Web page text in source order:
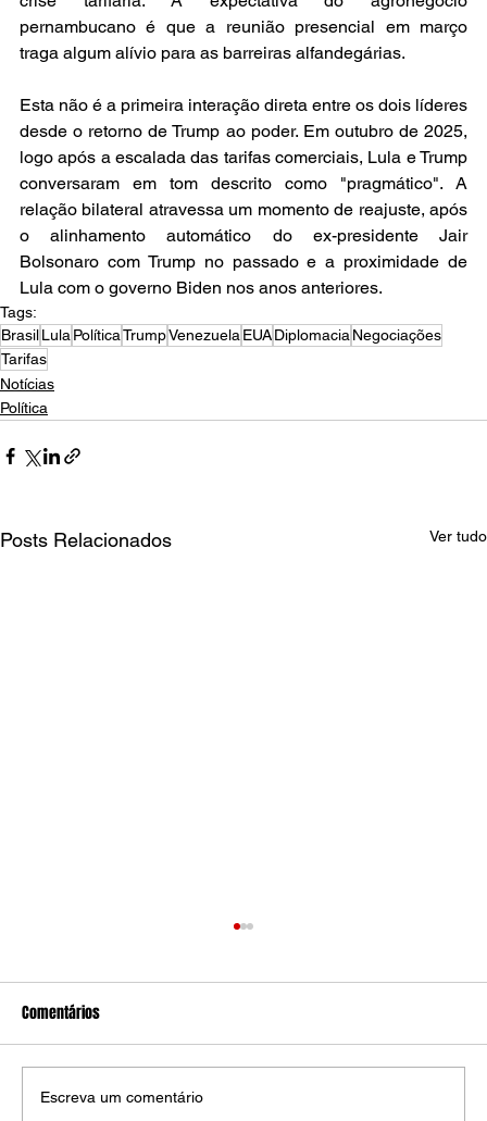
pernambucano é que a reunião presencial em março
traga algum alívio para as barreiras alfandegárias.
Esta não é a primeira interação direta entre os dois líderes
desde o retorno de Trump ao poder. Em outubro de 2025,
logo após a escalada das tarifas comerciais, Lula e Trump
conversaram em tom descrito como "pragmático". A
relação bilateral atravessa um momento de reajuste, após
o alinhamento automático do ex-presidente Jair
Bolsonaro com Trump no passado e a proximidade de
Lula com o governo Biden nos anos anteriores.
Tags:
BrasilLula PolíticaTrumpVenezuela EUADiplomacia Negociações
Tarifas
Notícias
Política
Posts Relacionados Ver tudo
Comentários
Escreva um comentário